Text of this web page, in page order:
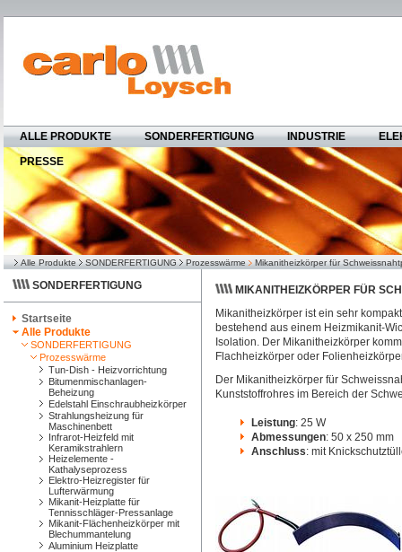
ALLE PRODUKTE SONDERFERTIGUNG INDUSTRIE
PRESSE
Alle Produkte SONDERFERTIGUNG Prozesswärme Mikanitheizkörper für
SONDERFERTIGUNG
Startseite
Alle Produkte
SONDERFERTIGUNG
Prozesswärme
Tun-Dish - Heizvorrichtung
Bitumenmischanlagen-
Beheizung
Edelstahl Einschraubheizkörper
Strahlungsheizung für
Maschinenbett
Infrarot-Heizfeld mit
Keramikstrahlern
Heizelemente -
Kathalyseprozess
Elektro-Heizregister für
Lufterwärmung
Mikanit-Heizplatte für
Tennisschläger-Pressanlage
Mikanit-Flächenheizkörper mit
Blechummantelung
Aluminium Heizplatte
MIKANITHEIZKÖRPER FÜR
Mikanitheizkörper ist ein sehr
bestehend aus einem Heizmikanit-
Isolation. Der Mikanitheizkörper
Flachheizkörper oder
Der Mikanitheizkörper für
Kunststoffrohres im Bereich der
Leistung: 25 W
Abmessungen: 50 x 250 mm
Anschluss: mit